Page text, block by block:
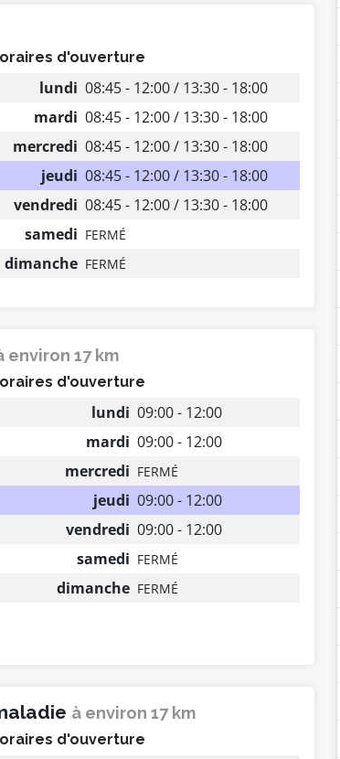
d'ouverture
lundi 08:45 - 12:00 / 13:30 - 18:00
mardi 08:45 - 12:00 / 13:30 - 18:00
mercredi 08:45 - 12:00 / 13:30 - 18:00
jeudi 08:45 - 12:00 / 13:30 - 18:00
vendredi 08:45 - 12:00 / 13:30 - 18:00
samedi FERMÉ
dimanche FERMÉ
environ 17 km
d'ouverture
lundi 09:00 - 12:00
mardi 09:00 - 12:00
mercredi FERMÉ
jeudi 09:00 - 12:00
vendredi 09:00 - 12:00
samedi FERMÉ
dimanche FERMÉ
à environ 17 km
d'ouverture